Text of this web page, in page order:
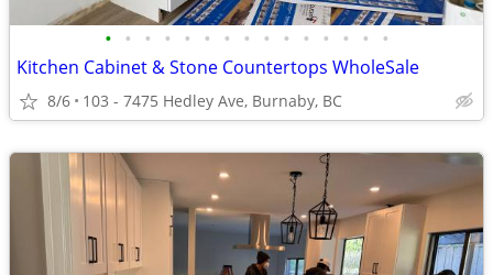
• • • • • • • • • • • • • • •
Kitchen Cabinet & Stone Countertops WholeSale
8/6 103 - 7475 Hedley Ave, Burnaby, BC